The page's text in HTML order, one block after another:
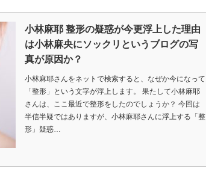
小林麻耶 整形の疑惑が今更浮上した理由
は小林麻央にソックリというブログの写
真が原因か？
小林麻耶さんをネットで検索すると、なぜか今になって
「整形」という文字が浮上します。 果たして小林麻耶
さんは、ここ最近で整形をしたのでしょうか？ 今回は
半信半疑ではありますが、小林麻耶さんに浮上する「整
形」疑惑…